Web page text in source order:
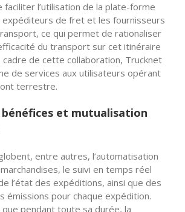
faciliter l’utilisation de la plate-forme
expéditeurs de fret et les fournisseurs
ce qui permet de rationaliser
du transport sur cet itinéraire
cadre de cette collaboration, Trucknet
de services aux utilisateurs opérant
terrestre.
et mutualisation
entre autres, l’automatisation
le suivi en temps réel
l’état des expéditions, ainsi que des
émissions pour chaque expédition.
que pendant toute sa durée, la